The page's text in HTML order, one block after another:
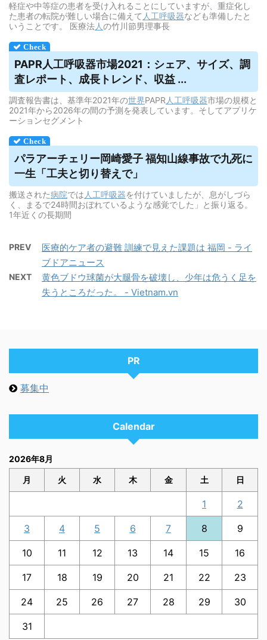
軽症や中等症の患者を受け入れることにしていますが、重症化し
た患者の転院が難しい場合に備えて 人工呼吸器なども準備したと
いうことです。 医療法人の竹川節男理事長
PAPR人工呼吸器市場2021：シェア、サイズ、調
査レポート、成長トレンド、収益 ...
調査報告書は、基準年2021年の世界PAPR 人工呼吸器市場の規模と
2021年から2026年の間の予測を発表しています。そしてアプリケ
ーションセグメント
パラアーチェリー岡崎愛子 福知山線事故で九死に
一生「工夫と切り替えで」
搬送された病院では 人工呼吸器を付けていましたが、息がしづら
く、まるで24時間おぼれているような感覚でした」と振り返る。
1年近くの長期間
PREV
医療的ケア者の避難 訓練で見えた課題は 福岡 - ライ
ブドアニュース
NEXT
黄色ブドウ球菌が大腿骨を破壊し、少年は危うく足を
失うところだった。 - Vietnam.vn
PR
募集中
Calendar
2026年8月
月 火 水 木 金 土 日
1 2
3 4 5 6 7 8 9
10 11 12 13 14 15 16
17 18 19 20 21 22 23
24 25 26 27 28 29 30
31